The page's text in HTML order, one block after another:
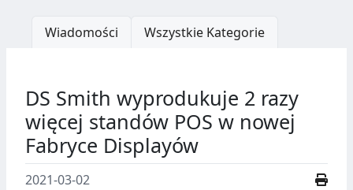
Wiadomości Wszystkie Kategorie
DS Smith wyprodukuje 2 razy
więcej standów POS w nowej
Fabryce Displayów
2021-03-02